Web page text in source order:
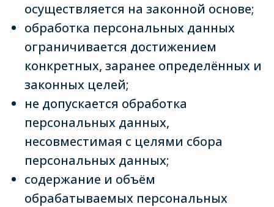
осуществляется на законной основе;
обработка персональных данных
ограничивается достижением
конкретных, заранее определённых и
законных целей;
не допускается обработка
персональных данных,
несовместимая с целями сбора
персональных данных;
содержание и объём
обрабатываемых персональных